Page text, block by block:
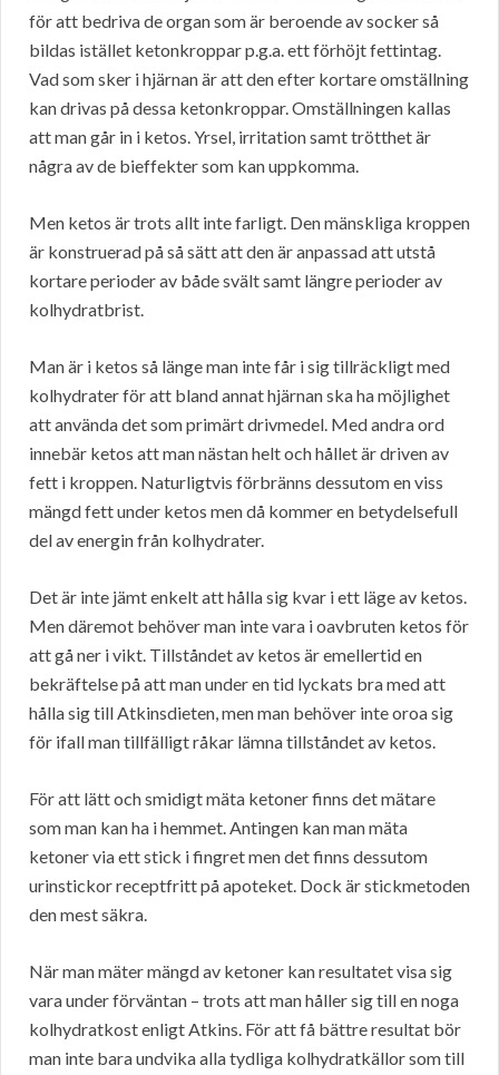
för att bedriva de organ som är beroende av socker så
bildas istället ketonkroppar p.g.a. ett förhöjt fettintag.
Vad som sker i hjärnan är att den efter kortare omställning
kan drivas på dessa ketonkroppar. Omställningen kallas
att man går in i ketos. Yrsel, irritation samt trötthet är
några av de bieffekter som kan uppkomma.
Men ketos är trots allt inte farligt. Den mänskliga kroppen
är konstruerad på så sätt att den är anpassad att utstå
kortare perioder av både svält samt längre perioder av
kolhydratbrist.
Man är i ketos så länge man inte får i sig tillräckligt med
kolhydrater för att bland annat hjärnan ska ha möjlighet
att använda det som primärt drivmedel. Med andra ord
innebär ketos att man nästan helt och hållet är driven av
fett i kroppen. Naturligtvis förbränns dessutom en viss
mängd fett under ketos men då kommer en betydelsefull
del av energin från kolhydrater.
Det är inte jämt enkelt att hålla sig kvar i ett läge av ketos.
Men däremot behöver man inte vara i oavbruten ketos för
att gå ner i vikt. Tillståndet av ketos är emellertid en
bekräftelse på att man under en tid lyckats bra med att
hålla sig till Atkinsdieten, men man behöver inte oroa sig
för ifall man tillfälligt råkar lämna tillståndet av ketos.
För att lätt och smidigt mäta ketoner finns det mätare
som man kan ha i hemmet. Antingen kan man mäta
ketoner via ett stick i fingret men det finns dessutom
urinstickor receptfritt på apoteket. Dock är stickmetoden
den mest säkra.
När man mäter mängd av ketoner kan resultatet visa sig
vara under förväntan – trots att man håller sig till en noga
kolhydratkost enligt Atkins. För att få bättre resultat bör
man inte bara undvika alla tydliga kolhydratkällor som till